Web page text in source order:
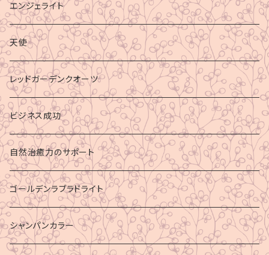
エンジェライト
天使
レッドガーデンクオーツ
ビジネス成功
自然治癒力のサポート
ゴールデンラブラドライト
シャンパンカラー